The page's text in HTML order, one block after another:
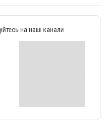
на наші канали